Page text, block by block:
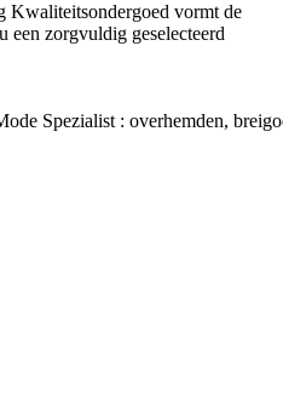
Kwaliteitsondergoed vormt de
een zorgvuldig geselecteerd
Spezialist : overhemden,